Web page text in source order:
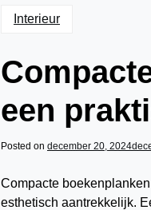
Interieur
een
Posted on december 20, 2024
Compacte
esthetisch aantrekkelijk.